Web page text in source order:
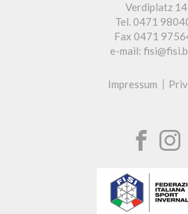
Verdiplatz 14
Tel. 0471
Fax 0471
e-mail:
Impressum